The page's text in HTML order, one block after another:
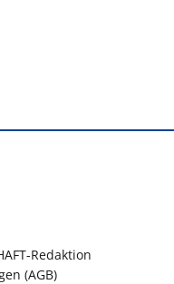
Redaktion
(AGB)